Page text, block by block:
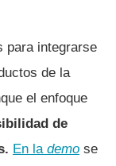
para integrarse
de la
el enfoque
de
En la demo se